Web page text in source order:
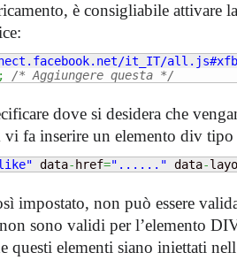
è consigliabile attivare
it_IT/
; /* Aggiungere questa */
dove si desidera che
fa inserire un elemento div tipo
data- href="......" data-
impostato, non può essere
sono validi per l’elemento
questi elementi siano iniettati